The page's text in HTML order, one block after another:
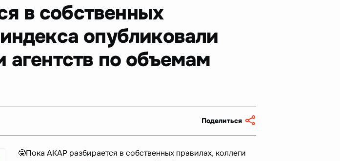
в собственных
опубликовали
агентств по объемам
Поделиться
🤓Пока АКАР разбирается в собственных правилах, коллеги